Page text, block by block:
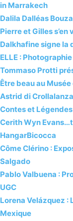
in Marrakech
Dalila Dalléas
Pierre et Gilles s’en
Dalkhafine signe la
ELLE :
Tommaso Protti
Être beau au
Astrid di Crollalanza
Contes et
Cerith Wyn
HangarBicocca
Côme Clérino :
Salgado
Pablo Valbuena :
UGC
Lorena Velázquez :
Mexique